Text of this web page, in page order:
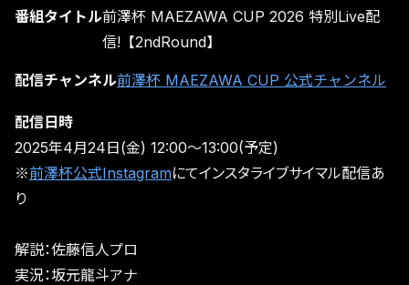
番組タイトル前澤杯 MAEZAWA CUP 2026 特別Live配
信!【2ndRound】
配信チャンネル前澤杯 MAEZAWA CUP 公式チャンネル
配信日時
2025年4月24日(金) 12:00～13:00(予定)
※前澤杯公式Instagramにてインスタライブサイマル配信あ
り
解説：佐藤信人プロ
実況：坂元龍斗アナ